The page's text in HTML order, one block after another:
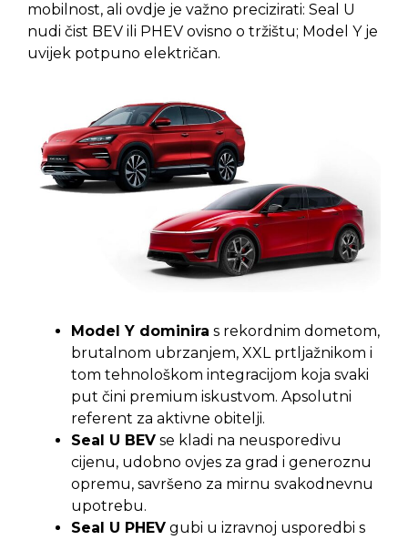
mobilnost, ali ovdje je važno precizirati: Seal U
nudi čist BEV ili PHEV ovisno o tržištu; Model Y je
uvijek potpuno električan.
Model Y dominira s rekordnim dometom,
brutalnom ubrzanjem, XXL prtljažnikom i
tom tehnološkom integracijom koja svaki
put čini premium iskustvom. Apsolutni
referent za aktivne obitelji.
Seal U BEV se kladi na neusporedivu
cijenu, udobno ovjes za grad i generoznu
opremu, savršeno za mirnu svakodnevnu
upotrebu.
Seal U PHEV gubi u izravnoj usporedbi s